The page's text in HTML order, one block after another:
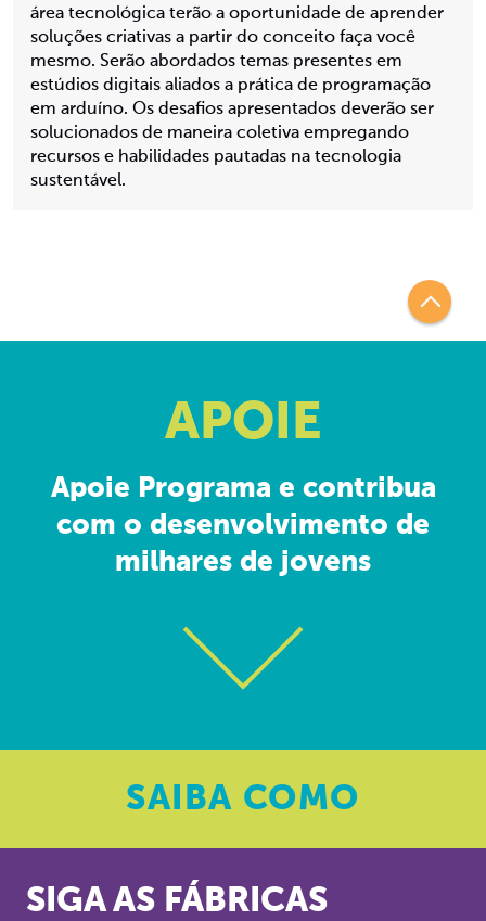
área tecnológica terão a oportunidade de aprender
soluções criativas a partir do conceito faça você
mesmo. Serão abordados temas presentes em
estúdios digitais aliados a prática de programação
em arduíno. Os desafios apresentados deverão ser
solucionados de maneira coletiva empregando
recursos e habilidades pautadas na tecnologia
sustentável.
APOIE
Apoie Programa e contribua
com o desenvolvimento de
milhares de jovens
SAIBA COMO
SIGA AS FÁBRICAS